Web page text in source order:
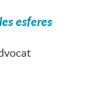
esferes